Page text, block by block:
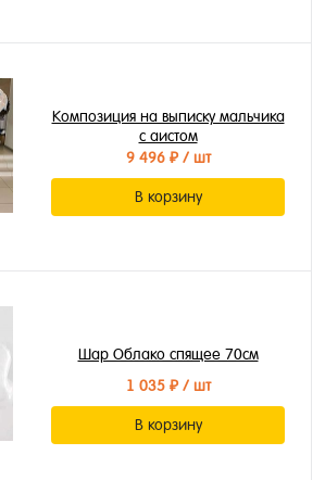
Композиция на выписку мальчика
с аистом
9 496 ₽/ шт
В корзину
Шар Облако спящее 70см
1 035 ₽/ шт
В корзину